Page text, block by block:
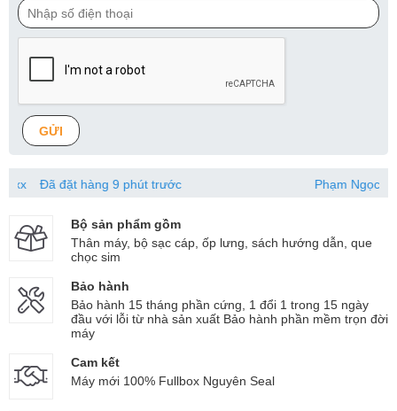
GỬI
9 phút trước 039741xxxx
Bộ sản phẩm gồm
Thân máy, bộ sạc cáp, ốp lưng, sách hướng dẫn, que
chọc sim
Bảo hành
Bảo hành 15 tháng phần cứng, 1 đổi 1 trong 15 ngày
đầu với lỗi từ nhà sản xuất Bảo hành phần mềm trọn đời
máy
Cam kết
Máy mới 100% Fullbox Nguyên Seal